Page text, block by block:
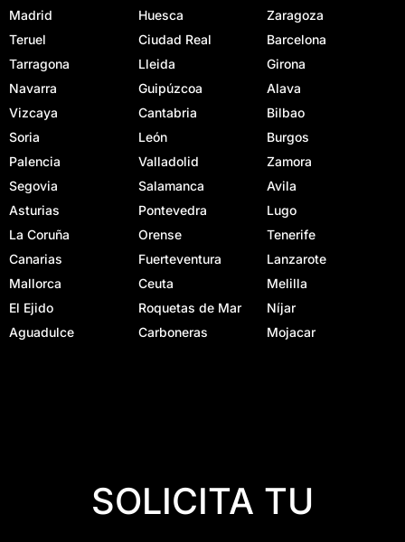
Madrid
Huesca
Zaragoza
Teruel
Ciudad Real
Barcelona
Tarragona
Lleida
Girona
Navarra
Guipúzcoa
Alava
Vizcaya
Cantabria
Bilbao
Soria
León
Burgos
Palencia
Valladolid
Zamora
Segovia
Salamanca
Avila
Asturias
Pontevedra
Lugo
La Coruña
Orense
Tenerife
Canarias
Fuerteventura
Lanzarote
Mallorca
Ceuta
Melilla
El Ejido
Roquetas de Mar
Níjar
Aguadulce
Carboneras Mojacar
SOLICITA TU